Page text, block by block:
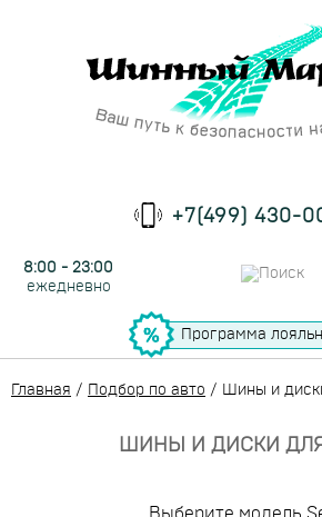
+7(499) 430-
8:00 - 23:00
ежедневно
Программа
Главная / Подбор по авто / Шины и
ШИНЫ И ДИСКИ ДЛЯ